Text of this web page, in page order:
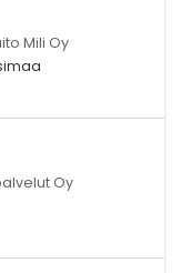
Mili Oy
Oy